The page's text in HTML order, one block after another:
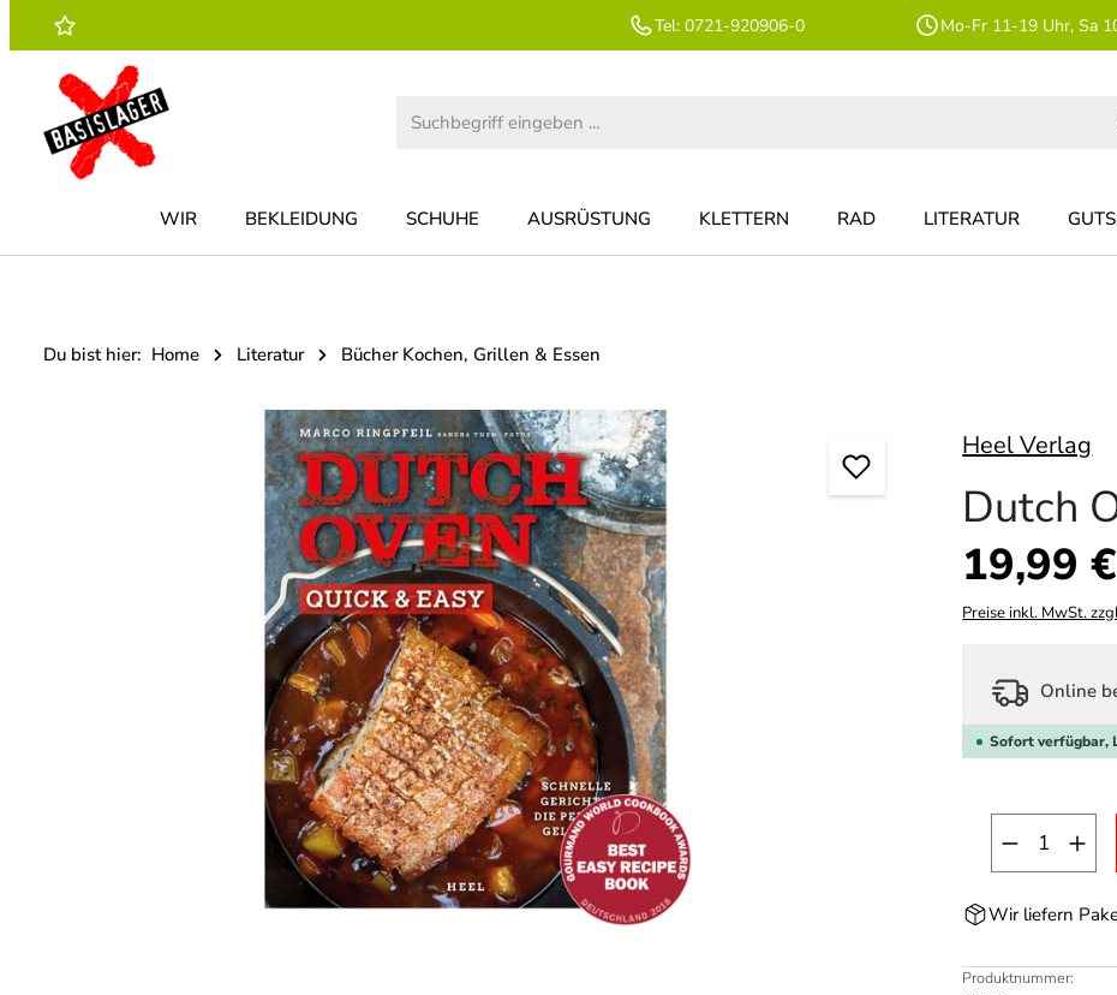
Hauptinhalt springen
Zur Suche springen
Zur Hauptnavigation springen Tel: 0721-920906-0 Mo-Fr 11-19 Uhr, Sa
WIR BEKLEIDUNG SCHUHE AUSRÜSTUNG KLETTERN RAD LITERATUR
Du bist hier: Home Literatur Bücher Kochen, Grillen & Essen
Heel Verlag
Dutch
Regulärer Preis:
19,99 €
Preise inkl. MwSt.
Online
Sofort verfügbar,
Produkt
Wir liefern
Produktnummer: